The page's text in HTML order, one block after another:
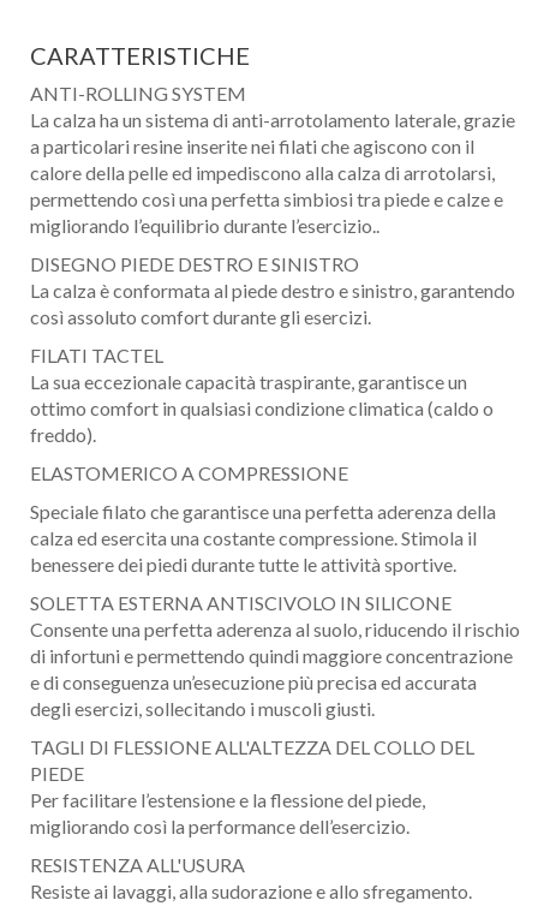
CARATTERISTICHE
ANTI-ROLLING SYSTEM
La calza ha un sistema di anti-arrotolamento laterale, grazie
a particolari resine inserite nei filati che agiscono con il
calore della pelle ed impediscono alla calza di arrotolarsi,
permettendo così una perfetta simbiosi tra piede e calze e
migliorando l’equilibrio durante l’esercizio..
DISEGNO PIEDE DESTRO E SINISTRO
La calza è conformata al piede destro e sinistro, garantendo
così assoluto comfort durante gli esercizi.
FILATI TACTEL
La sua eccezionale capacità traspirante, garantisce un
ottimo comfort in qualsiasi condizione climatica (caldo o
freddo).
ELASTOMERICO A COMPRESSIONE
Speciale filato che garantisce una perfetta aderenza della
calza ed esercita una costante compressione. Stimola il
benessere dei piedi durante tutte le attività sportive.
SOLETTA ESTERNA ANTISCIVOLO IN SILICONE
Consente una perfetta aderenza al suolo, riducendo il rischio
di infortuni e permettendo quindi maggiore concentrazione
e di conseguenza un’esecuzione più precisa ed accurata
degli esercizi, sollecitando i muscoli giusti.
TAGLI DI FLESSIONE ALL'ALTEZZA DEL COLLO DEL
PIEDE
Per facilitare l’estensione e la flessione del piede,
migliorando così la performance dell’esercizio.
RESISTENZA ALL'USURA
Resiste ai lavaggi, alla sudorazione e allo sfregamento.